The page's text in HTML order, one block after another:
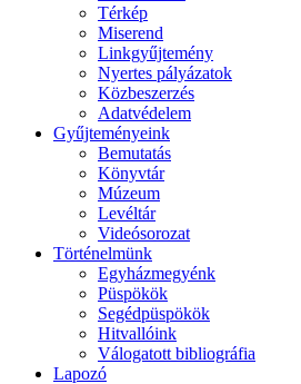
Térkép
Miserend
Linkgyűjtemény
Nyertes pályázatok
Közbeszerzés
Adatvédelem
Gyűjteményeink
Bemutatás
Könyvtár
Múzeum
Levéltár
Videósorozat
Történelmünk
Egyházmegyénk
Püspökök
Segédpüspökök
Hitvallóink
Válogatott bibliográfia
Lapozó